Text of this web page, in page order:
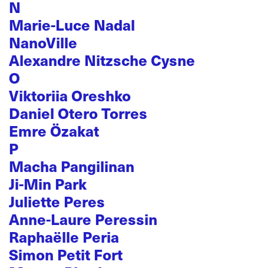
N
Marie-Luce Nadal
NanoVille
Alexandre Nitzsche Cysne
O
Viktoriia Oreshko
Daniel Otero Torres
Emre Özakat
P
Macha Pangilinan
Ji-Min Park
Juliette Peres
Anne-Laure Peressin
Raphaëlle Peria
Simon Petit Fort